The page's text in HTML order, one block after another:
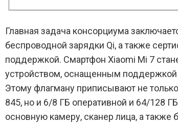
Главная задача консорциума
беспроводной зарядки Qi, а также
поддержкой. Смартфон Xiaomi Mi 7
устройством, оснащенным
Этому флагману приписывают не
845, но и 6/8 ГБ оперативной и 64/128
основную камеру, сканер лица, а